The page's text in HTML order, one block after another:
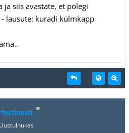
siis avastate, et polegi
lausute: kuradi külmkapp
Uustulnukas